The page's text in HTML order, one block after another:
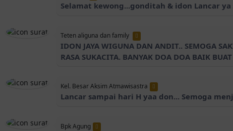
Selamat kewong...gonditah & idon Lancar ya
Teten aliguna dan family
IDON JAYA WIGUNA DAN ANDIT.. SEMOGA
RASA SUKACITA. BANYAK DOA DOA BAIK
Kel. Besar Aksim Atmawisastra
Lancar sampai hari H yaa don... Semoga
Bpk Agung